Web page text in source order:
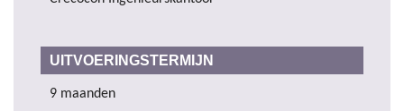
UITVOERINGSTERMIJN
9 maanden